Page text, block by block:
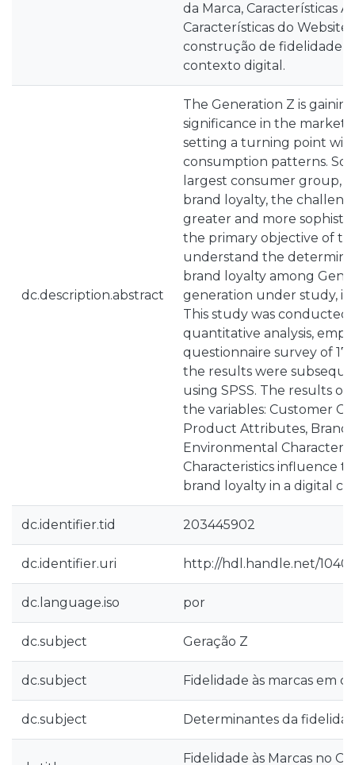
da Marca, Características
Características do Website
construção de fidelidade
contexto digital.
dc.description.abstract
The Generation Z is
significance in the market
setting a turning point
consumption patterns.
largest consumer group,
brand loyalty, the
greater and more
the primary objective of
understand the
brand loyalty among
generation under study,
This study was
quantitative analysis,
questionnaire survey of
the results were
using SPSS. The results
the variables: Customer
Product Attributes, Brand
Environmental
Characteristics influence
brand loyalty in a digital
dc.identifier.tid 203445902
dc.identifier.uri http://hdl.handle.net/
dc.language.iso por
dc.subject Geração Z
dc.subject Fidelidade às marcas em
dc.subject Determinantes da
Fidelidade às Marcas no